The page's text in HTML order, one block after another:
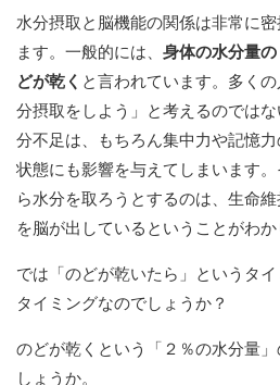
水分摂取と脳機能の関係は非常に
ます。一般的には、 身体の水分量
どが乾く と言われています。多く
分摂取をしよう」と考えるのでは
分不足は、もちろん集中力や記憶
状態にも影響を与えてしまいます
ら水分を取ろうとするのは、生命
を脳が出しているということがわか
では「のどが乾いたら」というタ
タイミングなのでしょうか？
のどが乾くという「２％の水分量
しょうか。